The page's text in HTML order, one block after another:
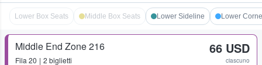
Lower Box Seats Middle Box Seats Lower Sideline Lower
Middle End Zone 216
Fila 20
2 biglietti
66 USD
ciascuno